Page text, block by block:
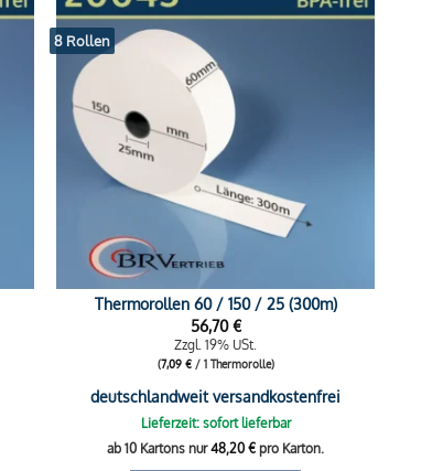
8 Rollen
Thermorollen 60 / 150 / 25 (300m)
56,70€
Zzgl. 19% USt.
(7,09 €/ 1 Thermorolle)
deutschlandweit versandkostenfrei
Lieferzeit: sofort lieferbar
ab 10 Kartons nur48,20€ pro Karton.